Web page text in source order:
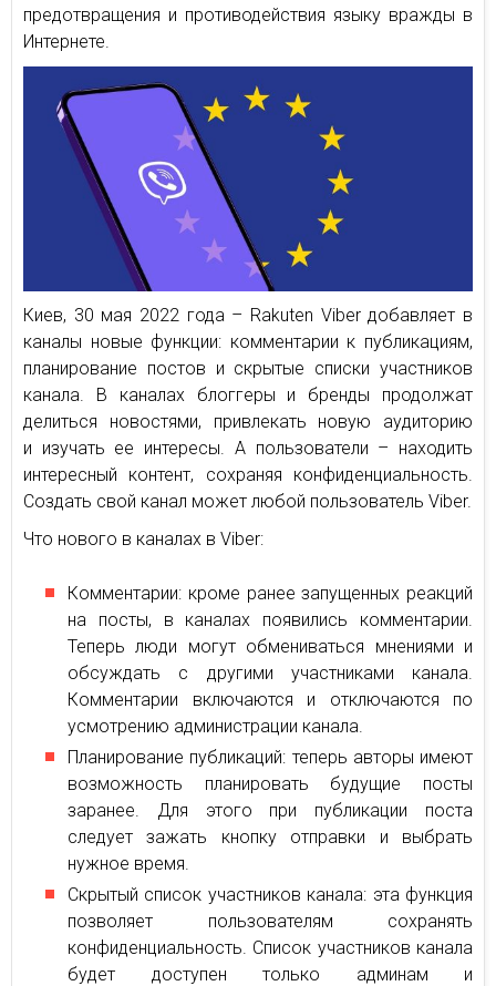
предотвращения и противодействия языку вражды в
Интернете.
Киев, 30 мая 2022 года – Rakuten Viber добавляет в
каналы новые функции: комментарии к публикациям,
планирование постов и скрытые списки участников
канала. В каналах блоггеры и бренды продолжат
делиться новостями, привлекать новую аудиторию
и изучать ее интересы. А пользователи – находить
интересный контент, сохраняя конфиденциальность.
Создать свой канал может любой пользователь Viber.
Что нового в каналах в Viber:
Комментарии: кроме ранее запущенных реакций
на посты, в каналах появились комментарии.
Теперь люди могут обмениваться мнениями и
обсуждать с другими участниками канала.
Комментарии включаются и отключаются по
усмотрению администрации канала.
Планирование публикаций: теперь авторы имеют
возможность планировать будущие посты
заранее. Для этого при публикации поста
следует зажать кнопку отправки и выбрать
нужное время.
Скрытый список участников канала: эта функция
позволяет пользователям сохранять
конфиденциальность. Список участников канала
будет доступен только админам и